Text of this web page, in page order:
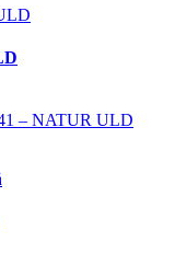
– NATUR ULD